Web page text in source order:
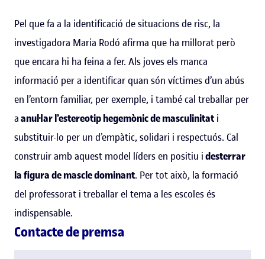
Pel que fa a la identificació de situacions de risc, la
investigadora Maria Rodó afirma que ha millorat però
que encara hi ha feina a fer. Als joves els manca
informació per a identificar quan són víctimes d’un abús
en l’entorn familiar, per exemple, i també cal treballar per
aanul·lar l’estereotip hegemònicde masculinitat i
substituir-lo per un d’empàtic, solidari i respectuós. Cal
construir amb aquest model líders en positiu idesterrar
la figura de mascle dominant. Per tot això, la formació
del professorat i treballar el tema a les escoles és
indispensable.
Contacte de premsa